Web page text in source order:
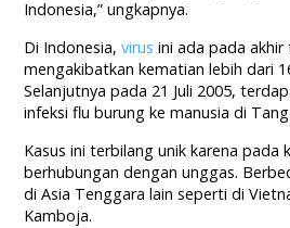
Indonesia,” ungkapnya.
Di Indonesia,virus ini ada pada akhir
mengakibatkan kematian lebih dari
Selanjutnya pada 21 Juli 2005,
infeksi flu burung ke manusia di
Kasus ini terbilang unik karena pada
berhubungan dengan unggas.
di Asia Tenggara lain seperti di
Kamboja.